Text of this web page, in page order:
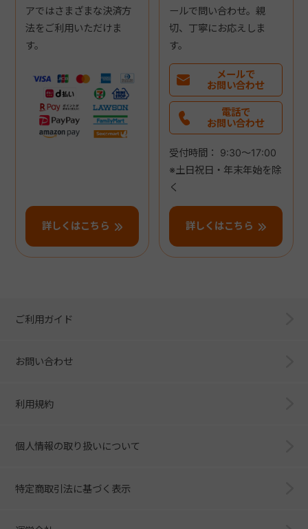
アではさまざまな決済方
法をご利用いただけま
す。
詳しくはこちら
ールで問い合わせ。親
切、丁寧にお応えしま
す。
メールで
お問い合わせ
電話で
お問い合わせ
受付時間： 9:30～17:00
※土日祝日・年末年始を除
く
詳しくはこちら
ご利用ガイド
お問い合わせ
利用規約
個人情報の取り扱いについて
特定商取引法に基づく表示